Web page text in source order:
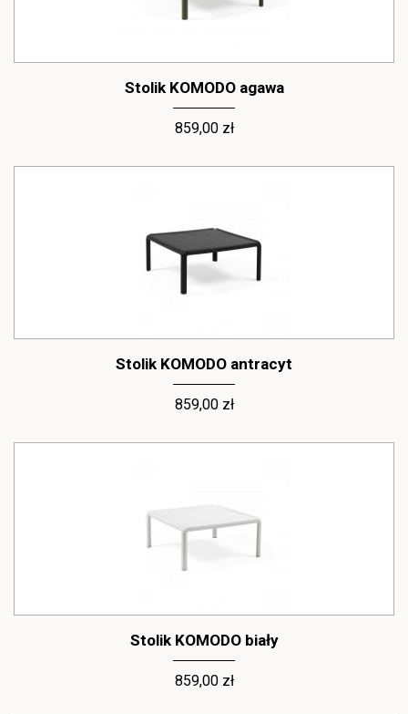
Stolik KOMODO agawa
859,00 zł
Stolik KOMODO antracyt
859,00 zł
Stolik KOMODO biały
859,00 zł